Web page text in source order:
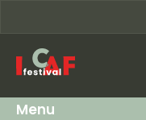
Menu